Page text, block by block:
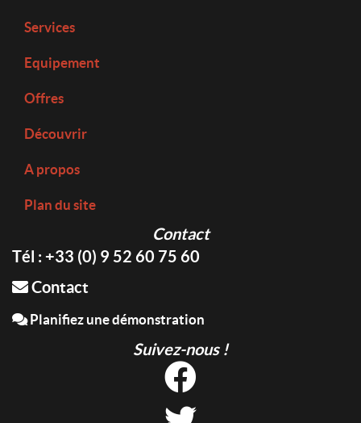
Services
Equipement
Offres
Découvrir
A propos
Plan du site
Contact
Tél : +33 (0) 9 52 60 75 60
Contact
Planifiez une démonstration
Suivez-nous !